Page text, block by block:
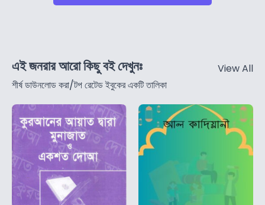
এই জনরার আরো কিছু বই দেখুনঃ
শীর্ষ ডাউনলোড করা/টপ রেটেড ইবুকের একটি তালিকা
View All